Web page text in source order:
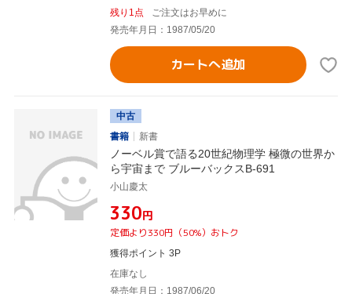
残り1点
ご注文はお早めに
発売年月日：1987/05/20
カートへ追加
中古
書籍
新書
ノーベル賞で語る20世紀物理学 極微の世界か
ら宇宙まで ブルーバックスB-691
小山慶太
¥330円
定価より330円（50%）おトク
獲得ポイント 3P
在庫なし
発売年月日：1987/06/20